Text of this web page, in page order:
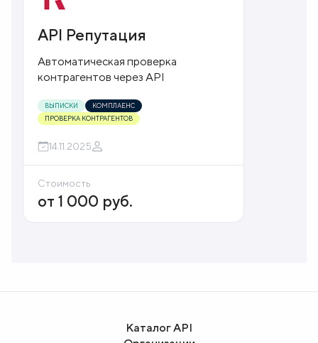
API Репутация
Автоматическая проверка
контрагентов через API
ВЫПИСКИ
КОМПЛАЕНС
ПРОВЕРКА КОНТРАГЕНТОВ
14.11.2025
Стоимость
от 1 000 руб.
Каталог API